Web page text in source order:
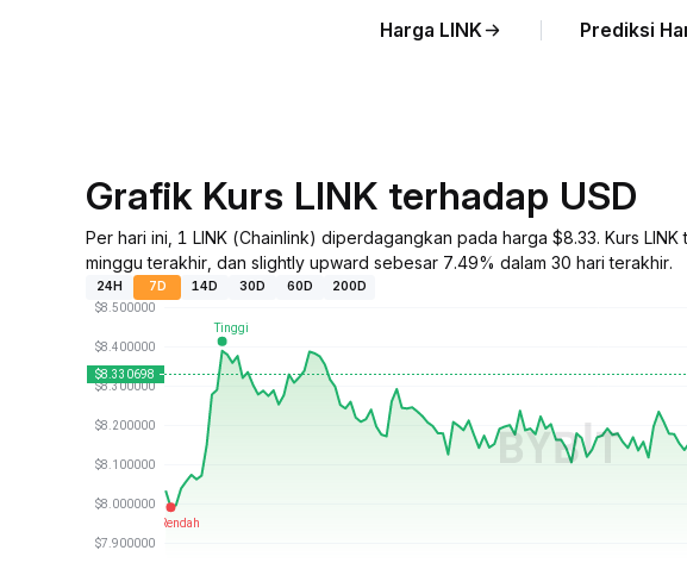
Harga LINK Prediksi
Grafik Kurs LINK terhadap USD
Per hari ini, 1 LINK (Chainlink) diperdagangkan pada harga $8.33. Kurs
minggu terakhir, dan slightly upward sebesar 7.49% dalam 30 hari terakhir.
24H 7D 14D 30D 60D 200D